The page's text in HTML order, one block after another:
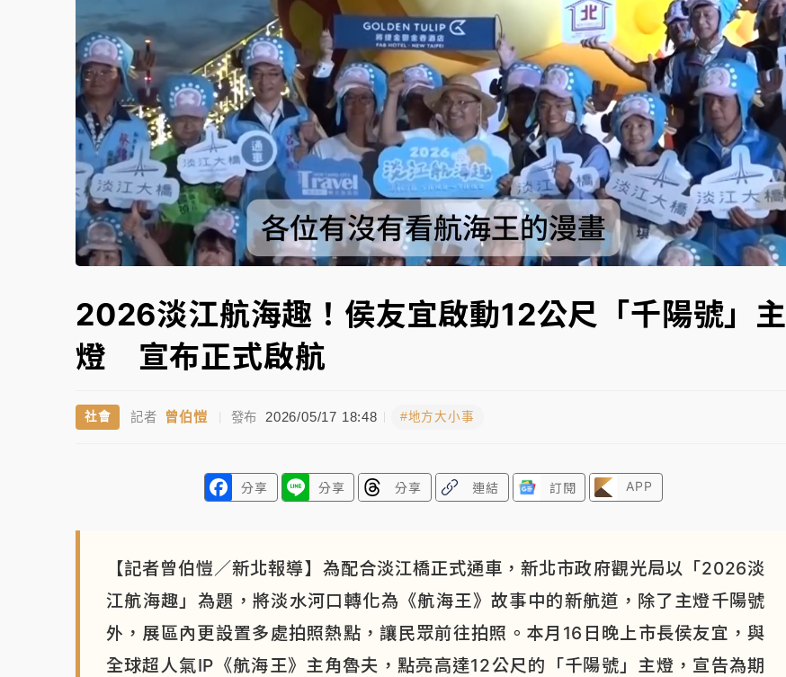
台積電殺35元、台股跌近300點 被動元件、低軌衛星及載板皆走弱
中信慈善基金會想增加董事人數！辜仲諒向法院聲請遭駁 理由曝光
故宮《龍藏經》特展第2檔！今線上預約開賣一度塞車 周六起展出延長至晚上7時
台東農業處長涉圖利渡假村！東檢抗告成功 今重開羈押庭
父親節泡湯了！中颱白海豚雨彈轟3天 「紅到發紫」降雨熱區曝
Unmute Loaded
100.00%
2026淡江航海趣！侯友宜啟動12公尺「千陽號」主
燈 宣布正式啟航
社會 記者 曾伯愷 發布 2026/05/17 18:48 #地方大小事
分享 分享 分享 連結 訂閱 APP
【記者曾伯愷／新北報導】為配合淡江橋正式通車，新北市政府觀光局以「2026淡
江航海趣」為題，將淡水河口轉化為《航海王》故事中的新航道，除了主燈千陽號
外，展區內更設置多處拍照熱點，讓民眾前往拍照。本月16日晚上市長侯友宜，與
全球超人氣IP《航海王》主角魯夫，點亮高達12公尺的「千陽號」主燈，宣告為期